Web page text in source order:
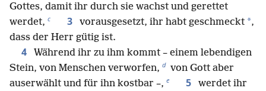
Gottes, damit ihr durch sie wachst und gerettet
werdet, c 3 vorausgesetzt, ihr habt geschmeckt *,
dass der Herr gütig ist.
4
Während ihr zu ihm kommt – einem lebendigen
Stein, von Menschen verworfen, d von Gott aber
auserwählt und für ihn kostbar –, e 5
werdet ihr